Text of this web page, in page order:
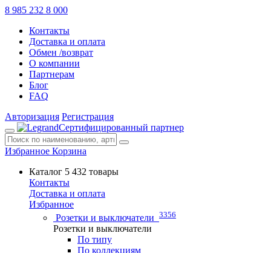
8 985 232 8 000
Контакты
Доставка и оплата
Обмен /возврат
О компании
Партнерам
Блог
FAQ
Авторизация Регистрация
Сертифицированный партнер
Избранное Корзина
Каталог 5 432 товары
Контакты
Доставка и оплата
Избранное
Розетки и выключатели 3356
Розетки и выключатели
По типу
По коллекциям